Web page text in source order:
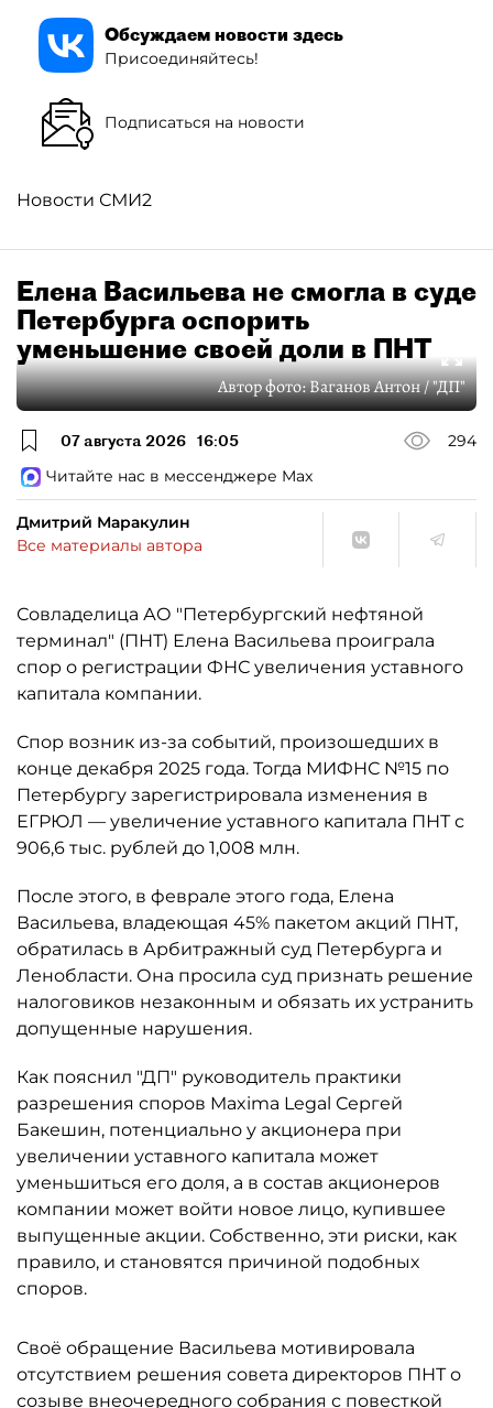
Обсуждаем новости здесь
Присоединяйтесь!
Подписаться на новости
Новости СМИ2
Елена Васильева не смогла в суде
Петербурга оспорить
уменьшение своей доли в ПНТ
Автор фото:Ваганов Антон / "ДП"
07 августа 2026 16:05
294
Читайте нас в мессенджере Max
Дмитрий Маракулин
Все материалы автора
Совладелица АО "Петербургский нефтяной
терминал" (ПНТ) Елена Васильева проиграла
спор о регистрации ФНС увеличения уставного
капитала компании.
Спор возник из-за событий, произошедших в
конце декабря 2025 года. Тогда МИФНС №15 по
Петербургу зарегистрировала изменения в
ЕГРЮЛ — увеличение уставного капитала ПНТ с
906,6 тыс. рублей до 1,008 млн.
После этого, в феврале этого года, Елена
Васильева, владеющая 45% пакетом акций ПНТ,
обратилась в Арбитражный суд Петербурга и
Ленобласти. Она просила суд признать решение
налоговиков незаконным и обязать их устранить
допущенные нарушения.
Как пояснил "ДП" руководитель практики
разрешения споров Maxima Legal Сергей
Бакешин, потенциально у акционера при
увеличении уставного капитала может
уменьшиться его доля, а в состав акционеров
компании может войти новое лицо, купившее
выпущенные акции. Собственно, эти риски, как
правило, и становятся причиной подобных
споров.
Своё обращение Васильева мотивировала
отсутствием решения совета директоров ПНТ о
созыве внеочередного собрания с повесткой